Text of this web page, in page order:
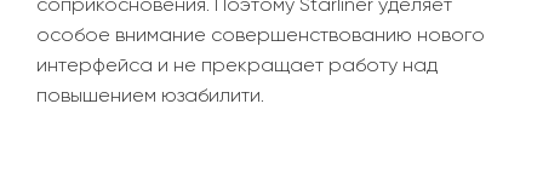
особое внимание совершенствованию нового
интерфейса и не прекращает работу над
повышением юзабилити.